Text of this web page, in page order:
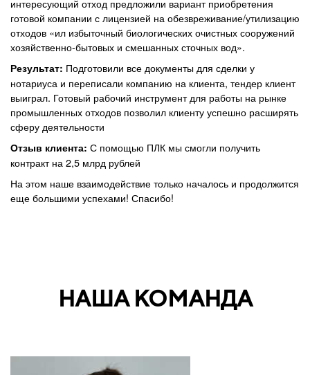
интересующий отход предложили вариант приобретения
готовой компании с лицензией на обезвреживание/утилизацию
отходов «ил избыточный биологических очистных сооружений
хозяйственно-бытовых и смешанных сточных вод».
Результат: Подготовили все документы для сделки у
нотариуса и переписали компанию на клиента, тендер клиент
выиграл. Готовый рабочий инструмент для работы на рынке
промышленных отходов позволил клиенту успешно расширять
сферу деятельности
Отзыв клиента: С помощью ПЛК мы смогли получить
контракт на 2,5 млрд рублей
На этом наше взаимодействие только началось и продолжится
еще большими успехами! Спасибо!
НАША КОМАНДА